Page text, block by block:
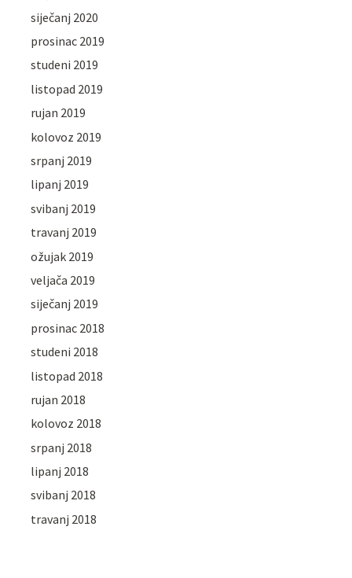
siječanj 2020
prosinac 2019
studeni 2019
listopad 2019
rujan 2019
kolovoz 2019
srpanj 2019
lipanj 2019
svibanj 2019
travanj 2019
ožujak 2019
veljača 2019
siječanj 2019
prosinac 2018
studeni 2018
listopad 2018
rujan 2018
kolovoz 2018
srpanj 2018
lipanj 2018
svibanj 2018
travanj 2018